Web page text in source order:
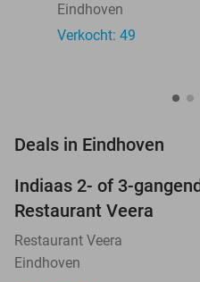
Eindhoven
Verkocht: 49
Deals in Eindhoven
Indiaas 2- of 3-
Restaurant Veera
Restaurant Veera
Eindhoven